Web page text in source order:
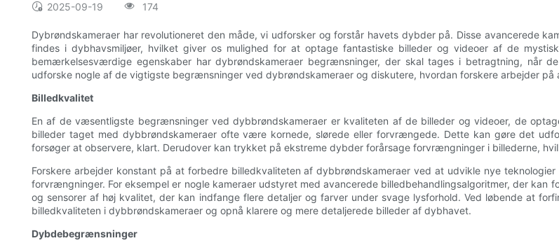
2025-09-19 174
Dybrøndskameraer har revolutioneret den måde, vi udforsker og forstår havets dybder på. Disse avancerede
findes i dybhavsmiljøer, hvilket giver os mulighed for at optage fantastiske billeder og videoer af de
bemærkelsesværdige egenskaber har dybrøndskameraer begrænsninger, der skal tages i betragtning, når
udforske nogle af de vigtigste begrænsninger ved dybrøndskameraer og diskutere, hvordan forskere arbejder på
Billedkvalitet
En af de væsentligste begrænsninger ved dybbrøndskameraer er kvaliteten af ​​de billeder og videoer, de
billeder taget med dybbrøndskameraer ofte være kornede, slørede eller forvrængede. Dette kan gøre det
forsøger at observere, klart. Derudover kan trykket på ekstreme dybder forårsage forvrængninger i billederne,
Forskere arbejder konstant på at forbedre billedkvaliteten af ​​dybbrøndskameraer ved at udvikle nye
forvrængninger. For eksempel er nogle kameraer udstyret med avancerede billedbehandlingsalgoritmer, der kan
og sensorer af høj kvalitet, der kan indfange flere detaljer og farver under svage lysforhold. Ved løbende at
billedkvaliteten i dybbrøndskameraer og opnå klarere og mere detaljerede billeder af dybhavet.
Dybdebegrænsninger